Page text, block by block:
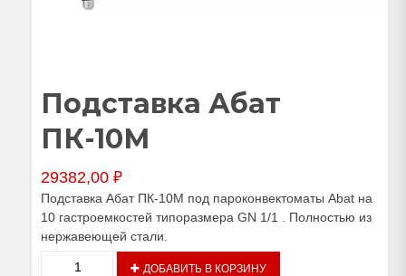
Подставка Абат
ПК-10М
29382,00 ₽
Подставка Абат ПК-10М под пароконвектоматы Abat на
10 гастроемкостей типоразмера GN 1/1 . Полностью из
нержавеющей стали.
ДОБАВИТЬ В КОРЗИНУ